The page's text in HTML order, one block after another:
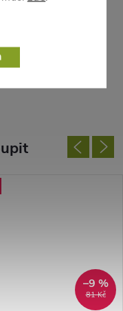
po 15.
81 Kč
–9 %